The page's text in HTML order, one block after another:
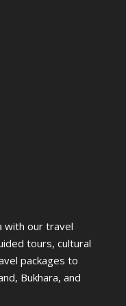
Чорсу.
в Ургенч.
(30 км).
Хиву,
столица
with our travel
tours, cultural
packages to
Bukhara, and